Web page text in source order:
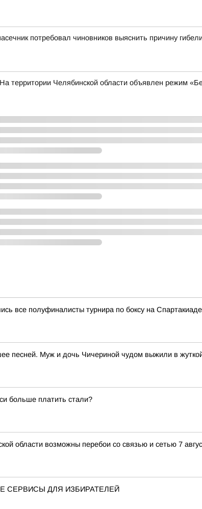
потребовал чиновников выяснить причину
территории Челябинской области объявлен режим
все полуфиналисты турнира по боксу на
песней. Муж и дочь Чичериной чудом выжили в
больше платить стали?
области возможны перебои со связью и сетью 7
СЕРВИСЫ ДЛЯ ИЗБИРАТЕЛЕЙ